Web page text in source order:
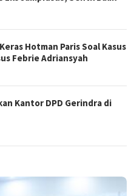
Hotman Paris Soal Kasus
Febrie Adriansyah
Kantor DPD Gerindra di